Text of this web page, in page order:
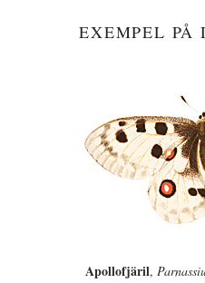
EXEMPEL PÅ
Apollofjäril,